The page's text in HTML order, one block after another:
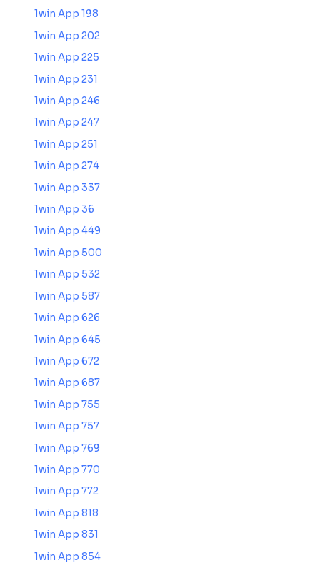
1win App 198
1win App 202
1win App 225
1win App 231
1win App 246
1win App 247
1win App 251
1win App 274
1win App 337
1win App 36
1win App 449
1win App 500
1win App 532
1win App 587
1win App 626
1win App 645
1win App 672
1win App 687
1win App 755
1win App 757
1win App 769
1win App 770
1win App 772
1win App 818
1win App 831
1win App 854